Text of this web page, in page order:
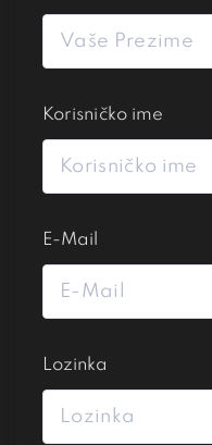
Korisničko ime
E-Mail
Lozinka